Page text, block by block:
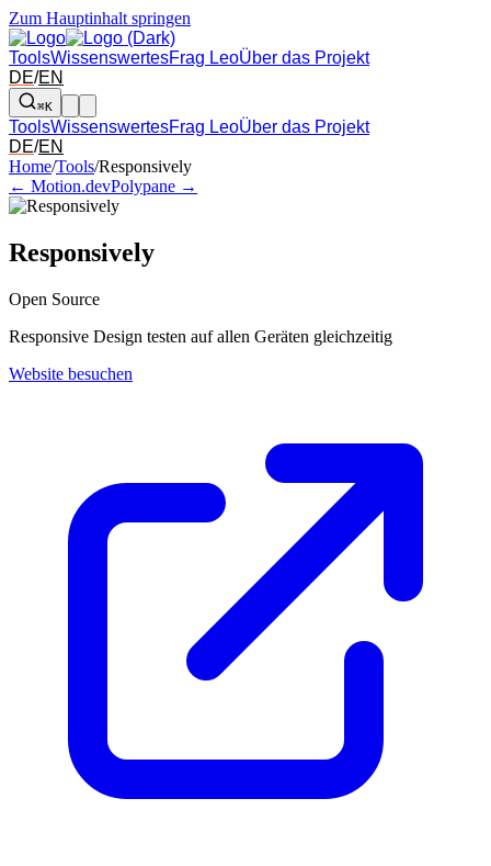
Zum Hauptinhalt springen
ToolsWissenswertesFrag LeoÜber das Projekt
DE/EN
⌘K
ToolsWissenswertesFrag LeoÜber das Projekt
DE/EN
Pfeil links und rechts: zum benachbarten Tool in der Übersicht
Home/Tools/Responsively
← Motion.devPolypane →
Responsively
Open Source
Responsive Design testen auf allen Geräten gleichzeitig
Website besuchen